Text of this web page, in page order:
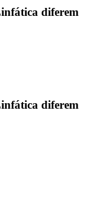
diferem
diferem